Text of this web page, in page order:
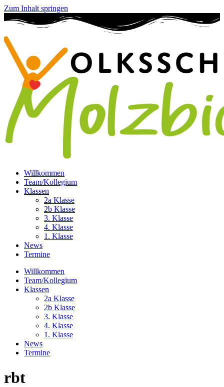
Zum Inhalt springen
Willkommen
Team/Kollegium
Klassen
2a Klasse
2b Klasse
3. Klasse
4. Klasse
1. Klasse
News
Termine
Willkommen
Team/Kollegium
Klassen
2a Klasse
2b Klasse
3. Klasse
4. Klasse
1. Klasse
News
Termine
rbt